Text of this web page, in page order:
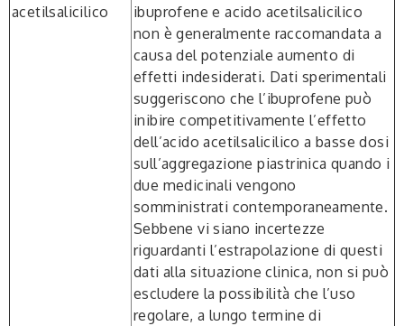
acetilsalicilico
ibuprofene e acido acetilsalicilico
non è generalmente raccomandata a
causa del potenziale aumento di
effetti indesiderati. Dati sperimentali
suggeriscono che l’ibuprofene può
inibire competitivamente l’effetto
dell’acido acetilsalicilico a basse dosi
sull’aggregazione piastrinica quando i
due medicinali vengono
somministrati contemporaneamente.
Sebbene vi siano incertezze
riguardanti l’estrapolazione di questi
dati alla situazione clinica, non si può
escludere la possibilità che l’uso
regolare, a lungo termine di